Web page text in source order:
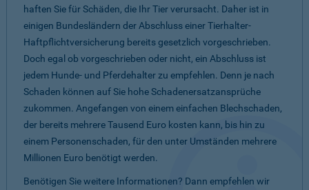
haften Sie für Schäden, die Ihr Tier verursacht. Daher ist in
einigen Bundesländern der Abschluss einer Tierhalter-
Haftpflichtversicherung bereits gesetzlich vorgeschrieben.
Doch egal ob vorgeschrieben oder nicht, ein Abschluss ist
jedem Hunde- und Pferdehalter zu empfehlen. Denn je nach
Schaden können auf Sie hohe Schadenersatzansprüche
zukommen. Angefangen von einem einfachen Blechschaden,
der bereits mehrere Tausend Euro kosten kann, bis hin zu
einem Personenschaden, für den unter Umständen mehrere
Millionen Euro benötigt werden.
Benötigen Sie weitere Informationen? Dann empfehlen wir